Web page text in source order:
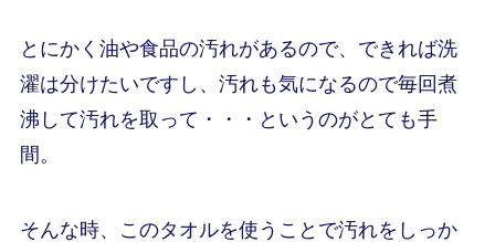
とにかく油や食品の汚れがあるので、できれば洗
濯は分けたいですし、汚れも気になるので毎回煮
沸して汚れを取って・・・というのがとても手
間。
そんな時、このタオルを使うことで汚れをしっか